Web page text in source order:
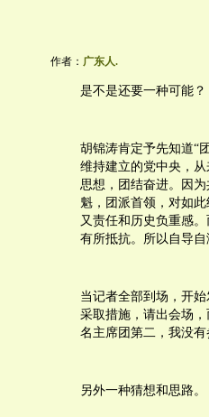
作者： 广东人.
是不是还要一种可能？
胡锦涛肯定予先知道“
维持建立的党中央，
思想，团结奋进。因
魁，团派首领，对如
又责任和历史负重感
有所抵抗。所以自导自
当记者全部到场，开
采取措施，请出会场
名主席团第二，我没有
另外一种猜想和思路。